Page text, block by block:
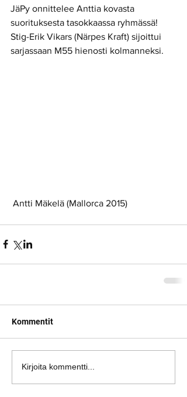
JäPy onnittelee Anttia kovasta
suorituksesta tasokkaassa ryhmässä!
Stig-Erik Vikars (Närpes Kraft) sijoittui
sarjassaan M55 hienosti kolmanneksi.
Antti Mäkelä (Mallorca 2015)
Kommentit
Kirjoita kommentti...